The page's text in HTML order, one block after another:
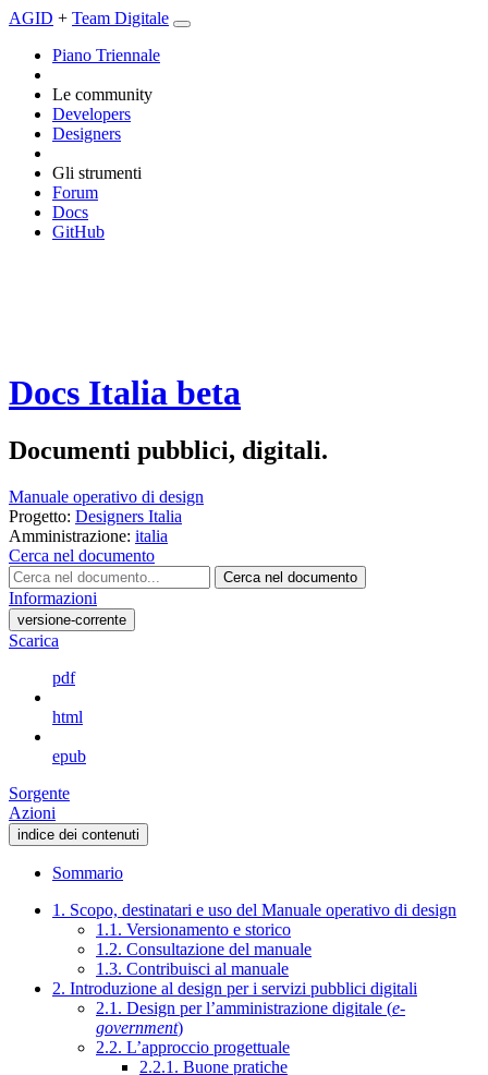
AGID + Team Digitale
Piano Triennale
Le community
Developers
Designers
Gli strumenti
Forum
Docs
GitHub
Docs Italia beta
Documenti pubblici, digitali.
Manuale operativo di design
Progetto: Designers Italia
Amministrazione: italia
Cerca nel documento
Cerca nel documento
Informazioni
versione-corrente
Scarica
pdf
html
epub
Sorgente
Azioni
indice dei contenuti
Sommario
1. Scopo, destinatari e uso del Manuale operativo di design
1.1. Versionamento e storico
1.2. Consultazione del manuale
1.3. Contribuisci al manuale
2. Introduzione al design per i servizi pubblici digitali
2.1. Design per l’amministrazione digitale (e-
government)
2.2. L’approccio progettuale
2.2.1. Buone pratiche